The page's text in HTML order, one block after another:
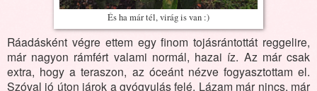
És ha már tél, virág is van :)
Ráadásként végre ettem egy finom tojásrántottát reggelire,
már nagyon rámfért valami normál, hazai íz. Az már csak
extra, hogy a teraszon, az óceánt nézve fogyasztottam el.
Szóval jó úton járok a gyógyulás felé. Lázam már nincs, már